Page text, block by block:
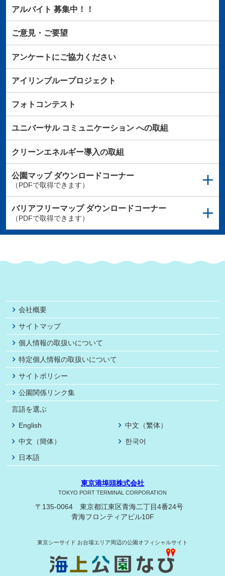
アルバイト 募集中！！
ご意見・ご要望
アンケートにご協力ください
アイリンブループロジェクト
フォトコンテスト
ユニバーサルコミュニケーションへの取組
クリーンエネルギー導入の取組
公園マップダウンロードコーナー
（PDFで取得できます）
バリアフリーマップダウンロードコーナー
（PDFで取得できます）
会社概要
サイトマップ
個人情報の取扱いについて
特定個人情報の取扱いについて
サイトポリシー
公園関係リンク集
言語を選ぶ
English
中文（繁体）
中文（簡体）
한국어
日本語
東京港埠頭株式会社
TOKYO PORT TERMINAL CORPORATION
〒135-0064 東京都江東区青海二丁目4番24号
青海フロンティアビル10F
東京シーサイド お台場エリア周辺の公園オフィシャルサイト